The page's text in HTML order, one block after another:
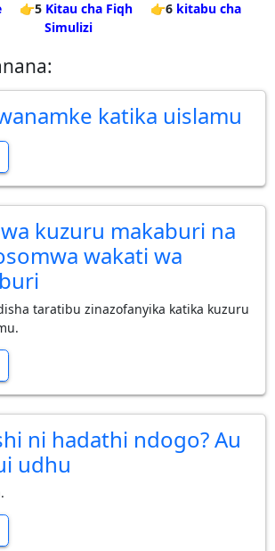
👉5 Kitau cha Fiqh 👉6 kitabu cha
Simulizi
katika uislamu
kuzuru makaburi na
wakati wa
taratibu zinazofanyika katika kuzuru
ni hadathi ndogo? Au
udhu